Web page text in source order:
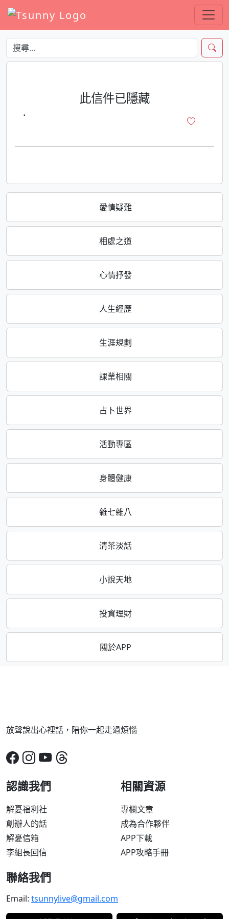
愛情疑難
相處之道
心情抒發
人生經歷
生涯規劃
課業相關
占卜世界
活動專區
身體健康
雜七雜八
清茶淡話
小說天地
投資理財
關於APP
此信件已隱藏
·
放聲說出心裡話，陪你一起走過煩惱
認識我們
解憂福利社
創辦人的話
解憂信箱
李組長回信
相關資源
專欄文章
成為合作夥伴
APP下載
APP攻略手冊
聯絡我們
Email: tsunnylive@gmail.com